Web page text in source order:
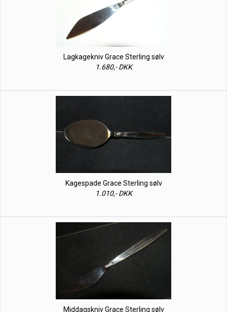
Lagkagekniv Grace Sterling sølv
1.680,- DKK
Kagespade Grace Sterling sølv
1.010,- DKK
Middagskniv Grace Sterling sølv